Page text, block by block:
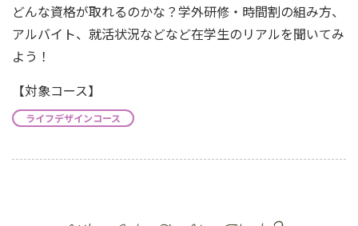
どんな資格が取れるのかな？学外研修・時間割の組み方、
アルバイト、就活状況などなど在学生のリアルを聞いてみ
よう！
【対象コース】
ライフデザインコース